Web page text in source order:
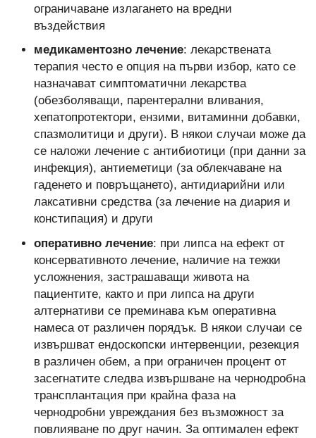
ограничаване излагането на вредни
въздействия
медикаментозно лечение: лекарствената
терапия често е опция на първи избор, като се
назначават симптоматични лекарства
(обезболяващи, парентерални вливания,
хепатопротектори, ензими, витаминни добавки,
спазмолитици и други). В някои случаи може да
се наложи лечение с антибиотици (при данни за
инфекция), антиеметици (за облекчаване на
гаденето и повръщането), антидиарийни или
лаксативни средства (за лечение на диария и
констипация) и други
оперативно лечение: при липса на ефект от
консервативното лечение, наличие на тежки
усложнения, застрашаващи живота на
пациентите, както и при липса на други
алтернативи се преминава към оперативна
намеса от различен порядък. В някои случаи се
извършват ендоскопски интервенции, резекция
в различен обем, а при ограничен процент от
засегнатите следва извършване на чернодробна
трансплантация при крайна фаза на
чернодробни увреждания без възможност за
повлияване по друг начин. За оптимален ефект